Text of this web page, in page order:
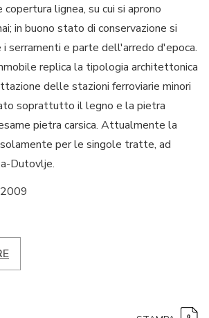
copertura lignea, su cui si aprono
in buono stato di conservazione si
i serramenti e parte dell'arredo d'epoca.
replica la tipologia architettonica
delle stazioni ferroviarie minori
soprattutto il legno e la pietra
pietra carsica. Attualmente la
per le singole tratte, ad
Dutovlje.